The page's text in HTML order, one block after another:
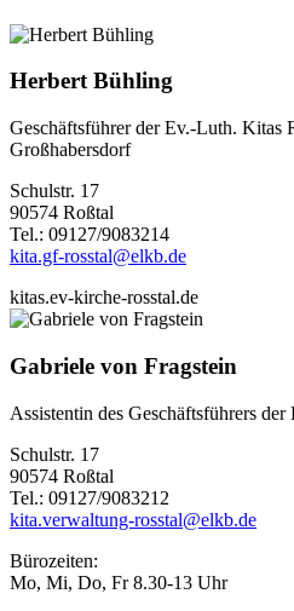
Herbert Bühling
Geschäftsführer der Ev.-Luth. Kitas
Großhabersdorf
Schulstr. 17
90574 Roßtal
Tel.: 09127/9083214
kita.gf-rosstal@elkb.de
kitas.ev-kirche-rosstal.de
Gabriele von Fragstein
Assistentin des Geschäftsführers der
Schulstr. 17
90574 Roßtal
Tel.: 09127/9083212
kita.verwaltung-rosstal@elkb.de
Bürozeiten:
Mo, Mi, Do, Fr 8.30-13 Uhr